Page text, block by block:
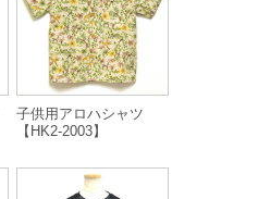
子供用アロハシャツ
【HK2-2003】